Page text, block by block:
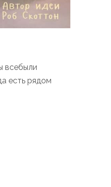
всебыли
есть рядом